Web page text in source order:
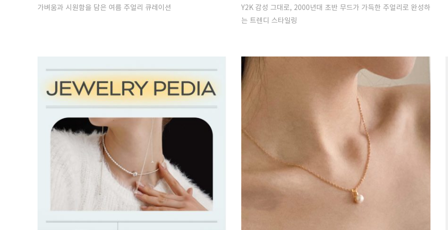
가벼움과 시원함을 담은 여름 주얼리 큐레이션
Y2K 감성 그대로, 2000년대 초반 무드가 가득한 주얼리로 완성하
는 트렌디 스타일링